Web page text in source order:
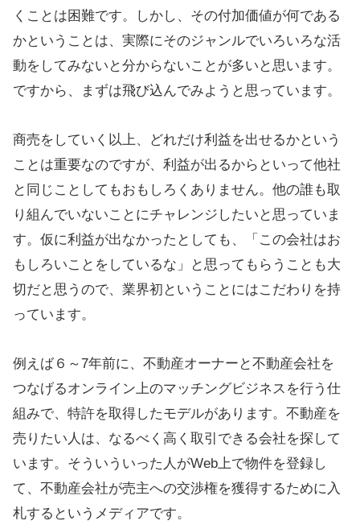
くことは困難です。しかし、その付加価値が何である
かということは、実際にそのジャンルでいろいろな活
動をしてみないと分からないことが多いと思います。
ですから、まずは飛び込んでみようと思っています。
商売をしていく以上、どれだけ利益を出せるかという
ことは重要なのですが、利益が出るからといって他社
と同じことしてもおもしろくありません。他の誰も取
り組んでいないことにチャレンジしたいと思っていま
す。仮に利益が出なかったとしても、「この会社はお
もしろいことをしているな」と思ってもらうことも大
切だと思うので、業界初ということにはこだわりを持
っています。
例えば６～7年前に、不動産オーナーと不動産会社を
つなげるオンライン上のマッチングビジネスを行う仕
組みで、特許を取得したモデルがあります。不動産を
売りたい人は、なるべく高く取引できる会社を探して
います。そういういった人がWeb上で物件を登録し
て、不動産会社が売主への交渉権を獲得するために入
札するというメディアです。